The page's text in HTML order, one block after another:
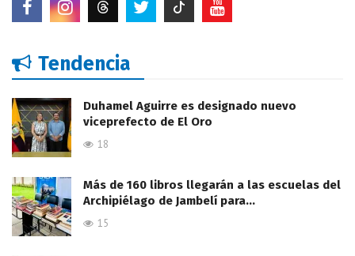
Tendencia
Duhamel Aguirre es designado nuevo
viceprefecto de El Oro
18
Más de 160 libros llegarán a las escuelas del
Archipiélago de Jambelí para…
15